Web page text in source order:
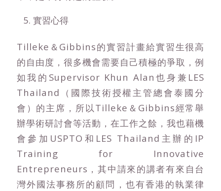
實習心得
Tilleke＆Gibbins的實習計畫給實習生很高
的自由度，很多機會需要自己積極的爭取，例
如我的Supervisor Khun Alan也身兼LES
Thailand（國際技術授權主管總會泰國分
會）的主席，所以Tilleke＆Gibbins經常舉
辦學術研討會等活動，在工作之餘，我也藉機
會參加USPTO和LES Thailand主辦的IP
Training for Innovative
Entrepreneurs，其中請來的講者有來自台
灣外國法事務所的顧問，也有香港的執業律